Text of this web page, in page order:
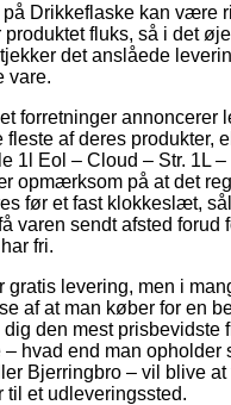
Drikkeflaske kan være
produktet fluks, så i det
det anslåede
vare.
forretninger annoncerer
af deres produkter,
1l Eol – Cloud – Str. 1L –
opmærksom på at det
før et fast klokkeslæt,
varen sendt afsted forud
fri.
gratis levering, men i
af at man køber for en
den mest prisbevidste
hvad end man opholder
Bjerringbro – vil blive at
til et udleveringssted.